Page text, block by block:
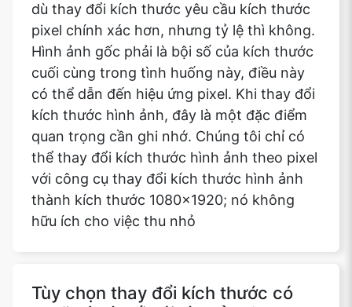
dù thay đổi kích thước yêu cầu kích thước
pixel chính xác hơn, nhưng tỷ lệ thì không.
Hình ảnh gốc phải là bội số của kích thước
cuối cùng trong tình huống này, điều này
có thể dẫn đến hiệu ứng pixel. Khi thay đổi
kích thước hình ảnh, đây là một đặc điểm
quan trọng cần ghi nhớ. Chúng tôi chỉ có
thể thay đổi kích thước hình ảnh theo pixel
với công cụ thay đổi kích thước hình ảnh
thành kích thước 1080x1920; nó không
hữu ích cho việc thu nhỏ
Tùy chọn thay đổi kích thước có